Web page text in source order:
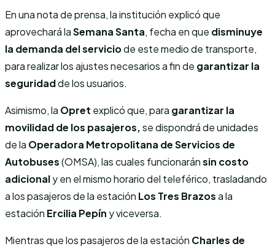
En una nota de prensa, la institución explicó que
aprovechará laSemana Santa, fecha en que disminuye
la demanda del serviciode este medio de transporte,
para realizar los ajustes necesarios a fin de garantizar la
seguridadde los usuarios.
Asimismo, la Opret explicó que, para garantizar la
movilidad de los pasajeros,se dispondrá de unidades
de la Operadora Metropolitana de Servicios de
Autobuses(OMSA), las cuales funcionaránsin costo
adicionaly en el mismo horario del teleférico, trasladando
a los pasajeros de la estación Los Tres Brazosa la
estación Ercilia Pepín y viceversa.
Mientras que los pasajeros de la estación Charles de